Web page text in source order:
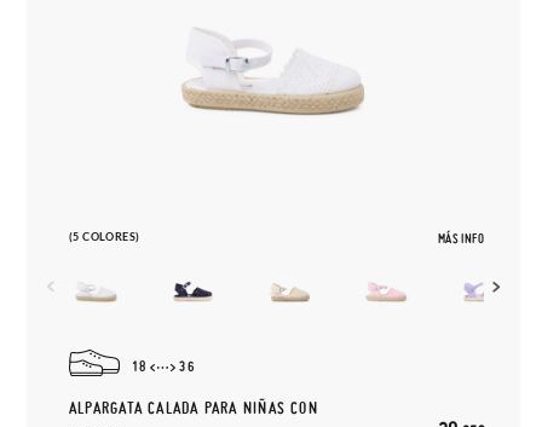
(5 COLORES) MÁS INFO
18 36
ALPARGATA CALADA PARA NIÑAS CON